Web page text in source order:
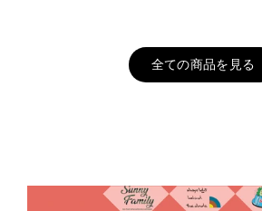
全ての商品を見る